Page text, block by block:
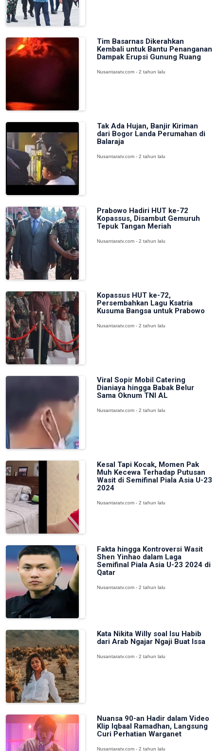
Tim Basarnas Dikerahkan
Kembali untuk Bantu Penanganan
Dampak Erupsi Gunung Ruang
Nusantaratv.com - 2 tahun lalu
Tak Ada Hujan, Banjir Kiriman
dari Bogor Landa Perumahan di
Balaraja
Nusantaratv.com - 2 tahun lalu
Prabowo Hadiri HUT ke-72
Kopassus, Disambut Gemuruh
Tepuk Tangan Meriah
Nusantaratv.com - 2 tahun lalu
Kopassus HUT ke-72,
Persembahkan Lagu Ksatria
Kusuma Bangsa untuk Prabowo
Nusantaratv.com - 2 tahun lalu
Viral Sopir Mobil Catering
Dianiaya hingga Babak Belur
Sama Oknum TNI AL
Nusantaratv.com - 2 tahun lalu
Kesal Tapi Kocak, Momen Pak
Muh Kecewa Terhadap Putusan
Wasit di Semifinal Piala Asia U-23
2024
Nusantaratv.com - 2 tahun lalu
Fakta hingga Kontroversi Wasit
Shen Yinhao dalam Laga
Semifinal Piala Asia U-23 2024 di
Qatar
Nusantaratv.com - 2 tahun lalu
Kata Nikita Willy soal Isu Habib
dari Arab Ngajar Ngaji Buat Issa
Nusantaratv.com - 2 tahun lalu
Nuansa 90-an Hadir dalam Video
Klip Iqbaal Ramadhan, Langsung
Curi Perhatian Warganet
Nusantaratv.com - 2 tahun lalu